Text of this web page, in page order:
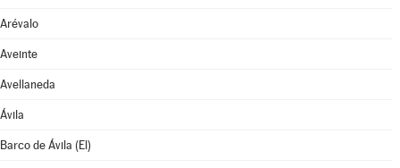
Arévalo
Aveinte
Avellaneda
Ávila
Barco de Ávila (El)